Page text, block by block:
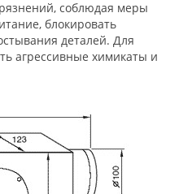
соблюдая меры
блокировать
деталей. Для
агрессивные химикаты и